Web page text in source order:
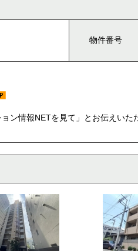
物件番号
ン情報NETを見て」とお伝えいた